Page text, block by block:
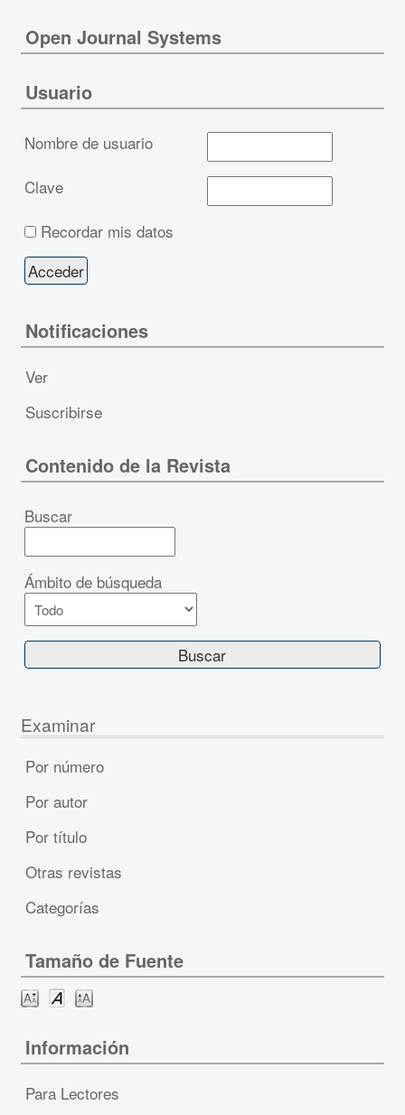
Open Journal Systems
Usuario
Nombre de usuario
Clave
Recordar mis datos
Notificaciones
Ver
Suscribirse
Contenido de la Revista
Buscar
Ámbito de búsqueda
Examinar
Por número
Por autor
Por título
Otras revistas
Categorías
Tamaño de Fuente
Información
Para Lectores